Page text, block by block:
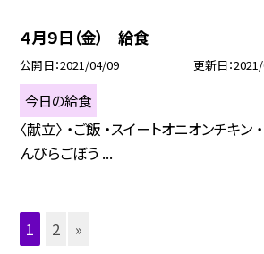
４月９日（金） 給食
公開日 2021/04/09 更新日
今日の給食
〈献立〉 ・ご飯 ・スイートオニオンチキン
んぴらごぼう ...
1 2 »